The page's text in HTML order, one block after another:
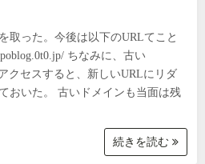
取った。今後は以下のURLてこと
ちなみに、古い
クセスすると、新しいURLにリダ
おいた。 古いドメインも当面は残
続きを読む